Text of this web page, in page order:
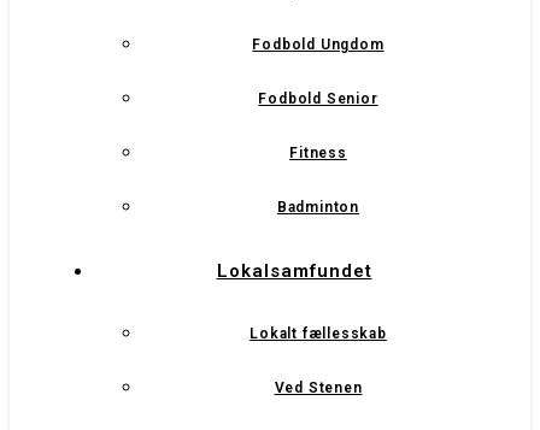
Fodbold Ungdom
Fodbold Senior
Fitness
Badminton
Lokalsamfundet
Lokalt fællesskab
Ved Stenen